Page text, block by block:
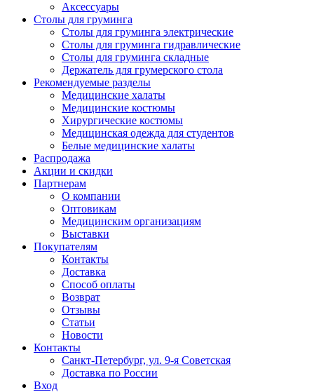
Аксессуары
Столы для груминга
Столы для груминга электрические
Столы для груминга гидравлические
Столы для груминга складные
Держатель для грумерского стола
Рекомендуемые разделы
Медицинские халаты
Медицинские костюмы
Хирургические костюмы
Медицинская одежда для студентов
Белые медицинские халаты
Распродажа
Акции и скидки
Партнерам
О компании
Оптовикам
Медицинским организациям
Выставки
Покупателям
Контакты
Доставка
Способ оплаты
Возврат
Отзывы
Статьи
Новости
Контакты
Санкт-Петербург, ул. 9-я Советская
Доставка по России
Вход